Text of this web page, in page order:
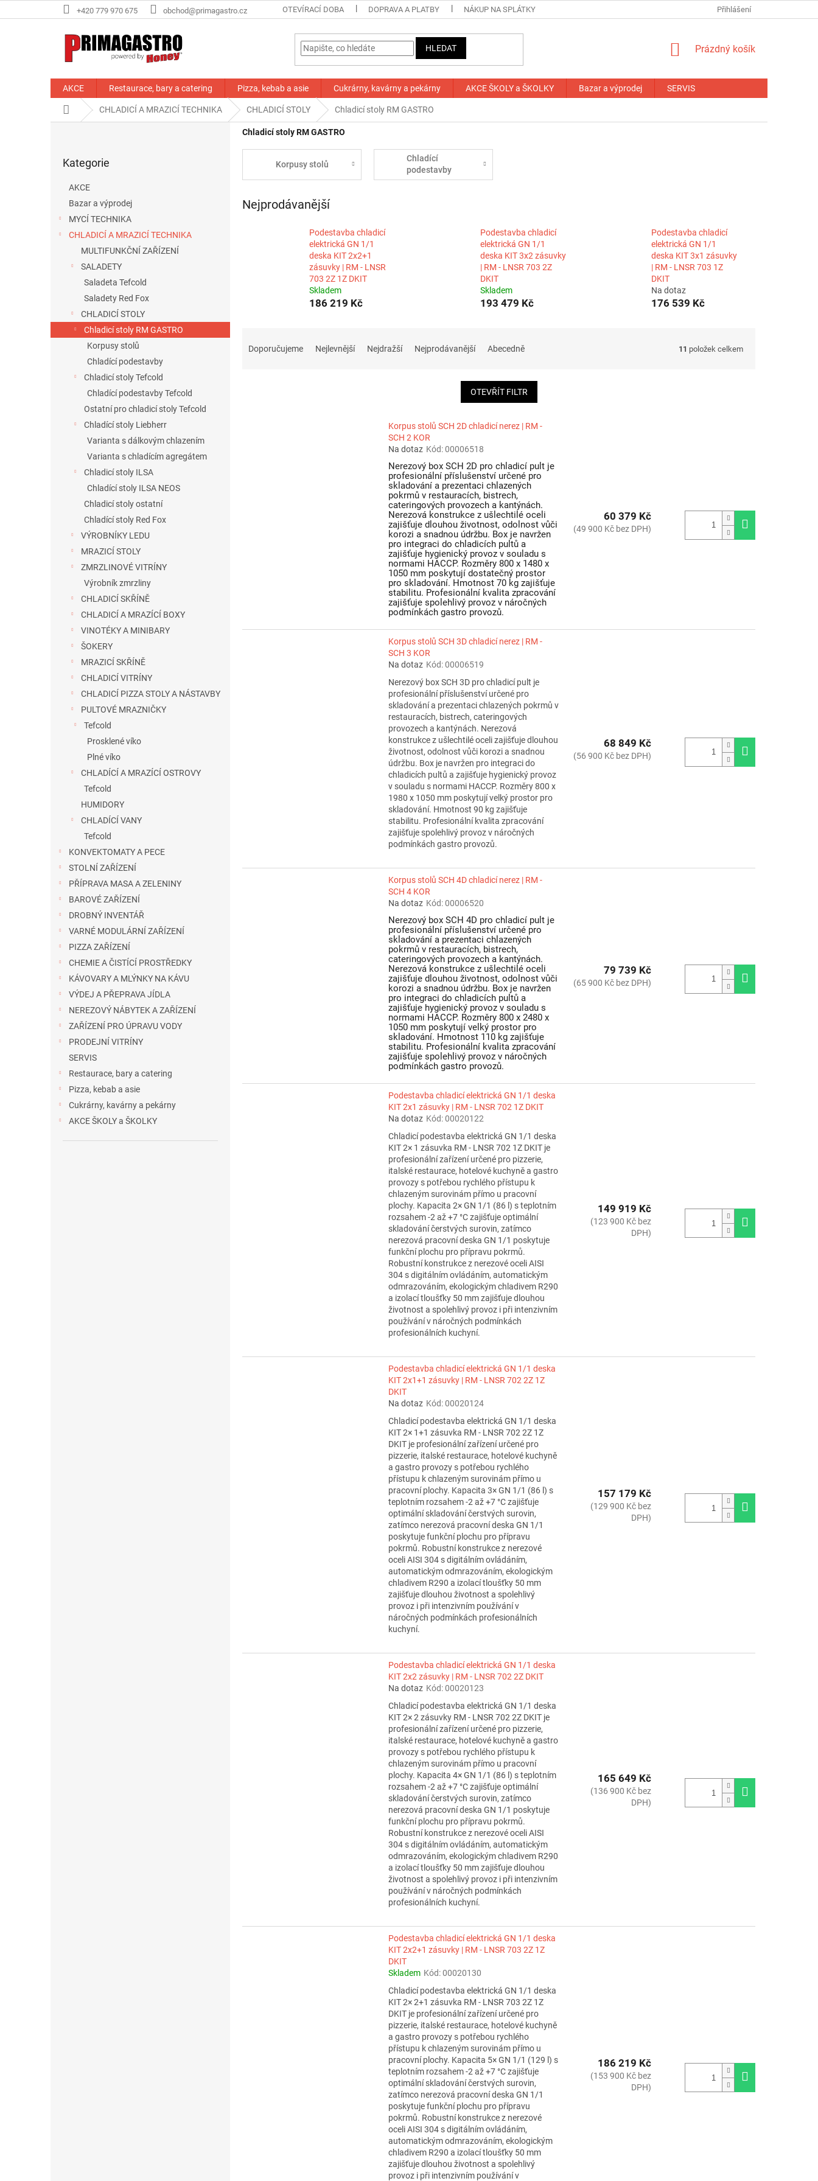
na
+420 779 970 675 obchod@primagastro.cz OTEVÍRACÍ DOBA DOPRAVA A PLATBY NÁKUP NA SPLÁTKY OBCHODNÍ PODMÍNKYPřihlášení
HLEDAT
NÁKUPNÍ
Prázdný košík
AKCE Restaurace, bary a catering Pizza, kebab a asie Cukrárny, kavárny a pekárny AKCE ŠKOLY a ŠKOLKY Bazar a výprodej SERVIS
Domů CHLADICÍ A MRAZICÍ TECHNIKA CHLADICÍ STOLY Chladicí stoly RM GASTRO
kategorie
Kategorie
AKCE
Bazar a výprodej
MYCÍ TECHNIKA
CHLADICÍ A MRAZICÍ TECHNIKA
MULTIFUNKČNÍ ZAŘÍZENÍ
SALADETY
Saladeta Tefcold
Saladety Red Fox
CHLADICÍ STOLY
Chladicí stoly RM GASTRO
Korpusy stolů
Chladící podestavby
Chladicí stoly Tefcold
Chladící podestavby Tefcold
Ostatní pro chladicí stoly Tefcold
Chladící stoly Liebherr
Varianta s dálkovým chlazením
Varianta s chladícím agregátem
Chladicí stoly ILSA
Chladící stoly ILSA NEOS
Chladicí stoly ostatní
Chladící stoly Red Fox
VÝROBNÍKY LEDU
MRAZICÍ STOLY
ZMRZLINOVÉ VITRÍNY
Výrobník zmrzliny
CHLADICÍ SKŘÍNĚ
CHLADICÍ A MRAZÍCÍ BOXY
VINOTÉKY A MINIBARY
ŠOKERY
MRAZICÍ SKŘÍNĚ
CHLADICÍ VITRÍNY
CHLADICÍ PIZZA STOLY A NÁSTAVBY
PULTOVÉ MRAZNIČKY
Tefcold
Prosklené víko
Plné víko
CHLADÍCÍ A MRAZÍCÍ OSTROVY
Tefcold
HUMIDORY
CHLADÍCÍ VANY
Tefcold
KONVEKTOMATY A PECE
STOLNÍ ZAŘÍZENÍ
PŘÍPRAVA MASA A ZELENINY
BAROVÉ ZAŘÍZENÍ
DROBNÝ INVENTÁŘ
VARNÉ MODULÁRNÍ ZAŘÍZENÍ
PIZZA ZAŘÍZENÍ
CHEMIE A ČISTÍCÍ PROSTŘEDKY
KÁVOVARY A MLÝNKY NA KÁVU
VÝDEJ A PŘEPRAVA JÍDLA
NEREZOVÝ NÁBYTEK A ZAŘÍZENÍ
ZAŘÍZENÍ PRO ÚPRAVU VODY
PRODEJNÍ VITRÍNY
SERVIS
Restaurace, bary a catering
Pizza, kebab a asie
Cukrárny, kavárny a pekárny
AKCE ŠKOLY a ŠKOLKY
Chladicí stoly RM GASTRO
Korpusy stolů
Chladící
podestavby
Nejprodávanější
Podestavba chladicí
elektrická GN 1/1
deska KIT 2x2+1
zásuvky | RM - LNSR
703 2Z 1Z DKIT
Skladem
186 219 Kč
Podestavba chladicí
elektrická GN 1/1
deska KIT 3x2 zásuvky
| RM - LNSR 703 2Z
DKIT
Skladem
193 479 Kč
Podestavba chladicí
elektrická GN 1/1
deska KIT 3x1 zásuvky
| RM - LNSR 703 1Z
DKIT
Na dotaz
176 539 Kč
Doporučujeme Nejlevnější Nejdražší Nejprodávanější Abecedně 11 položek celkem
OTEVŘÍT FILTR
Korpus stolů SCH 2D chladicí nerez | RM -
SCH 2 KOR
Na dotaz Kód:00006518
Nerezový box SCH 2D pro chladicí pult je
profesionální příslušenství určené pro
skladování a prezentaci chlazených
pokrmů v restauracích, bistrech,
cateringových provozech a kantýnách.
Nerezová konstrukce z ušlechtilé oceli
zajišťuje dlouhou životnost, odolnost vůči
korozi a snadnou údržbu. Box je navržen
pro integraci do chladicích pultů a
zajišťuje hygienický provoz v souladu s
normami HACCP. Rozměry 800 x 1480 x
1050 mm poskytují dostatečný prostor
pro skladování. Hmotnost 70 kg zajišťuje
stabilitu. Profesionální kvalita zpracování
zajišťuje spolehlivý provoz v náročných
podmínkách gastro provozů.
60 379 Kč
(49 900 Kč bez DPH)
Korpus stolů SCH 3D chladicí nerez | RM -
SCH 3 KOR
Na dotaz Kód:00006519
Nerezový box SCH 3D pro chladicí pult je
profesionální příslušenství určené pro
skladování a prezentaci chlazených pokrmů v
restauracích, bistrech, cateringových
provozech a kantýnách. Nerezová
konstrukce z ušlechtilé oceli zajišťuje dlouhou
životnost, odolnost vůči korozi a snadnou
údržbu. Box je navržen pro integraci do
chladicích pultů a zajišťuje hygienický provoz
v souladu s normami HACCP. Rozměry 800 x
1980 x 1050 mm poskytují velký prostor pro
skladování. Hmotnost 90 kg zajišťuje
stabilitu. Profesionální kvalita zpracování
zajišťuje spolehlivý provoz v náročných
podmínkách gastro provozů.
68 849 Kč
(56 900 Kč bez DPH)
Korpus stolů SCH 4D chladicí nerez | RM -
SCH 4 KOR
Na dotaz Kód:00006520
Nerezový box SCH 4D pro chladicí pult je
profesionální příslušenství určené pro
skladování a prezentaci chlazených
pokrmů v restauracích, bistrech,
cateringových provozech a kantýnách.
Nerezová konstrukce z ušlechtilé oceli
zajišťuje dlouhou životnost, odolnost vůči
korozi a snadnou údržbu. Box je navržen
pro integraci do chladicích pultů a
zajišťuje hygienický provoz v souladu s
normami HACCP. Rozměry 800 x 2480 x
1050 mm poskytují velký prostor pro
skladování. Hmotnost 110 kg zajišťuje
stabilitu. Profesionální kvalita zpracování
zajišťuje spolehlivý provoz v náročných
podmínkách gastro provozů.
79 739 Kč
(65 900 Kč bez DPH)
Podestavba chladicí elektrická GN 1/1 deska
KIT 2x1 zásuvky | RM - LNSR 702 1Z DKIT
Na dotaz Kód:00020122
Chladicí podestavba elektrická GN 1/1 deska
KIT 2× 1 zásuvka RM - LNSR 702 1Z DKIT je
profesionální zařízení určené pro pizzerie,
italské restaurace, hotelové kuchyně a gastro
provozy s potřebou rychlého přístupu k
chlazeným surovinám přímo u pracovní
plochy. Kapacita 2× GN 1/1 (86 l) s teplotním
rozsahem -2 až +7 °C zajišťuje optimální
skladování čerstvých surovin, zatímco
nerezová pracovní deska GN 1/1 poskytuje
funkční plochu pro přípravu pokrmů.
Robustní konstrukce z nerezové oceli AISI
304 s digitálním ovládáním, automatickým
odmrazováním, ekologickým chladivem R290
a izolací tloušťky 50 mm zajišťuje dlouhou
životnost a spolehlivý provoz i při intenzivním
používání v náročných podmínkách
profesionálních kuchyní.
149 919 Kč
(123 900 Kč bez
DPH)
Podestavba chladicí elektrická GN 1/1 deska
KIT 2x1+1 zásuvky | RM - LNSR 702 2Z 1Z
DKIT
Na dotaz Kód:00020124
Chladicí podestavba elektrická GN 1/1 deska
KIT 2× 1+1 zásuvka RM - LNSR 702 2Z 1Z
DKIT je profesionální zařízení určené pro
pizzerie, italské restaurace, hotelové kuchyně
a gastro provozy s potřebou rychlého
přístupu k chlazeným surovinám přímo u
pracovní plochy. Kapacita 3× GN 1/1 (86 l) s
teplotním rozsahem -2 až +7 °C zajišťuje
optimální skladování čerstvých surovin,
zatímco nerezová pracovní deska GN 1/1
poskytuje funkční plochu pro přípravu
pokrmů. Robustní konstrukce z nerezové
oceli AISI 304 s digitálním ovládáním,
automatickým odmrazováním, ekologickým
chladivem R290 a izolací tloušťky 50 mm
zajišťuje dlouhou životnost a spolehlivý
provoz i při intenzivním používání v
náročných podmínkách profesionálních
kuchyní.
157 179 Kč
(129 900 Kč bez
DPH)
Podestavba chladicí elektrická GN 1/1 deska
KIT 2x2 zásuvky | RM - LNSR 702 2Z DKIT
Na dotaz Kód:00020123
Chladicí podestavba elektrická GN 1/1 deska
KIT 2× 2 zásuvky RM - LNSR 702 2Z DKIT je
profesionální zařízení určené pro pizzerie,
italské restaurace, hotelové kuchyně a gastro
provozy s potřebou rychlého přístupu k
chlazeným surovinám přímo u pracovní
plochy. Kapacita 4× GN 1/1 (86 l) s teplotním
rozsahem -2 až +7 °C zajišťuje optimální
skladování čerstvých surovin, zatímco
nerezová pracovní deska GN 1/1 poskytuje
funkční plochu pro přípravu pokrmů.
Robustní konstrukce z nerezové oceli AISI
304 s digitálním ovládáním, automatickým
odmrazováním, ekologickým chladivem R290
a izolací tloušťky 50 mm zajišťuje dlouhou
životnost a spolehlivý provoz i při intenzivním
používání v náročných podmínkách
profesionálních kuchyní.
165 649 Kč
(136 900 Kč bez
DPH)
Podestavba chladicí elektrická GN 1/1 deska
KIT 2x2+1 zásuvky | RM - LNSR 703 2Z 1Z
DKIT
Skladem Kód:00020130
Chladicí podestavba elektrická GN 1/1 deska
KIT 2× 2+1 zásuvka RM - LNSR 703 2Z 1Z
DKIT je profesionální zařízení určené pro
pizzerie, italské restaurace, hotelové kuchyně
a gastro provozy s potřebou rychlého
přístupu k chlazeným surovinám přímo u
pracovní plochy. Kapacita 5× GN 1/1 (129 l) s
teplotním rozsahem -2 až +7 °C zajišťuje
optimální skladování čerstvých surovin,
zatímco nerezová pracovní deska GN 1/1
poskytuje funkční plochu pro přípravu
pokrmů. Robustní konstrukce z nerezové
oceli AISI 304 s digitálním ovládáním,
automatickým odmrazováním, ekologickým
chladivem R290 a izolací tloušťky 50 mm
zajišťuje dlouhou životnost a spolehlivý
provoz i při intenzivním používání v
186 219 Kč
(153 900 Kč bez
DPH)